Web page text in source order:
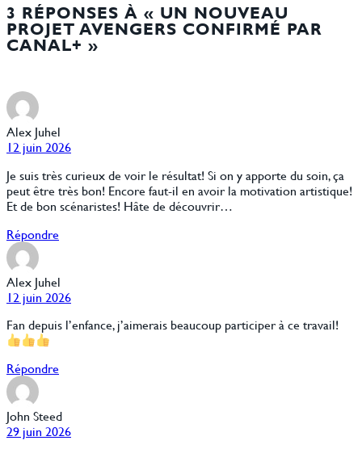
3 RÉPONSES À « UN NOUVEAU
PROJET AVENGERS CONFIRMÉ PAR
CANAL+ »
Alex Juhel
12 juin 2026
Je suis très curieux de voir le résultat! Si on y apporte du soin, ça
peut être très bon! Encore faut-il en avoir la motivation artistique!
Et de bon scénaristes! Hâte de découvrir…
Répondre
Alex Juhel
12 juin 2026
Fan depuis l’enfance, j’aimerais beaucoup participer à ce travail!
Répondre
John Steed
29 juin 2026